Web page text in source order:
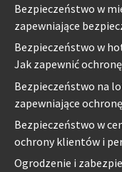
Bezpieczeństwo w
zapewniające
Bezpieczeństwo w
Jak zapewnić
Bezpieczeństwo na
zapewniające
Bezpieczeństwo w
ochrony klientów i
Ogrodzenie i